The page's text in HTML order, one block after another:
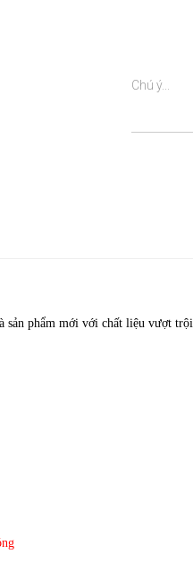
Chú ý...
sản phẩm mới với chất liệu vượt